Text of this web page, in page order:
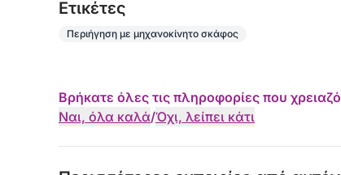
Eτικέτες
Περιήγηση με μηχανοκίνητο σκάφος
Βρήκατε όλες τις πληροφορίες που
Ναι, όλα καλά/Όχι, λείπει κάτι